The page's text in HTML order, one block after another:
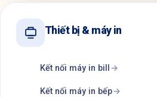
Thiết bị & máy in
Kết nối máy in bill
Kết nối máy in bếp